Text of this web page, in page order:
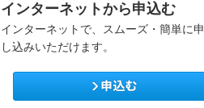
インターネットから申込む
インターネットで、スムーズ・簡単に申
し込みいただけます。